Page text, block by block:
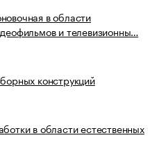
в области
и телевизионны…
конструкций
в области естественных